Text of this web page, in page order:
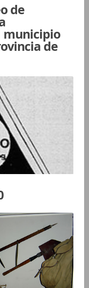
de
municipio
de